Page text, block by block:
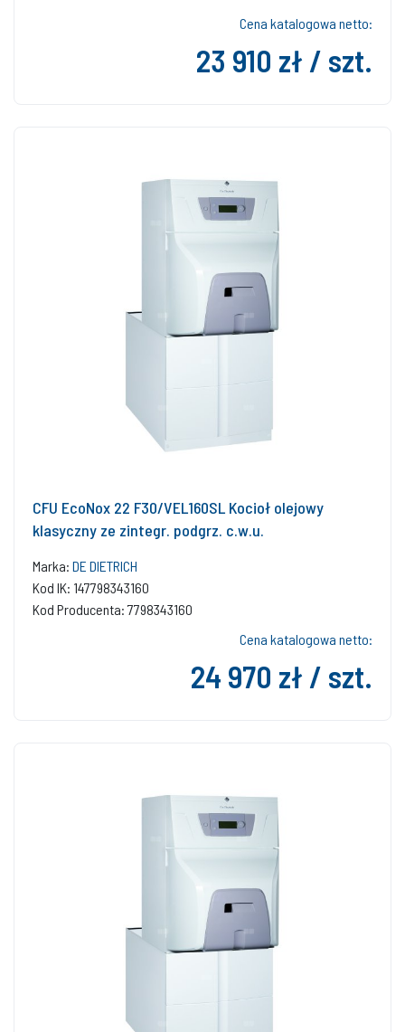
Cena katalogowa netto:
23 910 zł / szt.
CFU EcoNox 22 F30/VEL160SL Kocioł olejowy
klasyczny ze zintegr. podgrz. c.w.u.
Marka: DE DIETRICH
Kod IK: 147798343160
Kod Producenta: 7798343160
Cena katalogowa netto:
24 970 zł / szt.